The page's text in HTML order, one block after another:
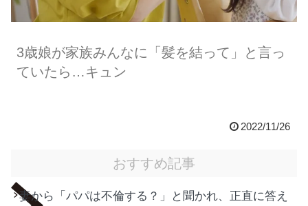
3歳娘が家族みんなに「髪を結って」と言っ
ていたら…キュン
2022/11/26
おすすめ記事
妻から「パパは不倫する？」と聞かれ、正直に答え